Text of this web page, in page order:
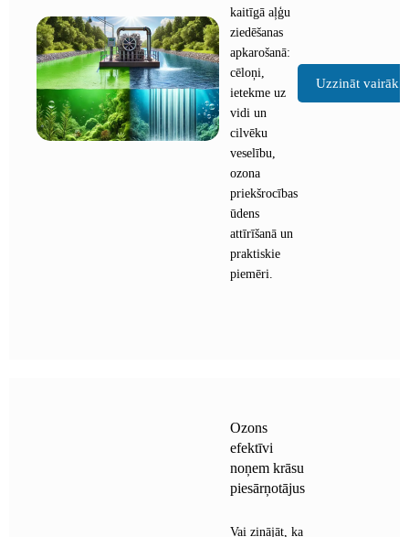
kaitīgā aļģu
ziedēšanas
apkarošanā:
cēloņi,
ietekme uz
vidi un
cilvēku
veselību,
ozona
priekšrocības
ūdens
attīrīšanā un
praktiskie
piemēri.
Uzzināt vairāk
Ozons
efektīvi
noņem krāsu
piesārņotājus
Vai zinājāt, ka